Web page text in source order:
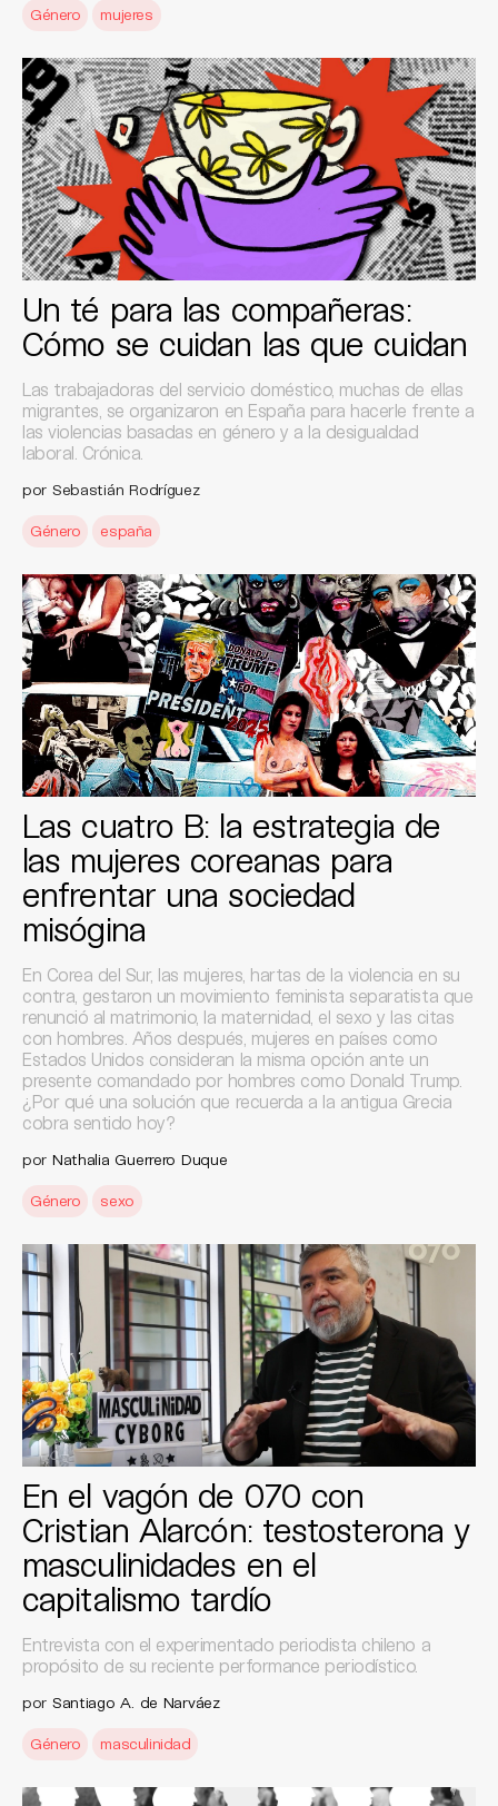
Género mujeres
Un té para las compañeras:
Cómo se cuidan las que cuidan
Las trabajadoras del servicio doméstico, muchas de ellas
migrantes, se organizaron en España para hacerle frente a
las violencias basadas en género y a la desigualdad
laboral. Crónica.
por Sebastián Rodríguez
Género españa
Las cuatro B: la estrategia de
las mujeres coreanas para
enfrentar una sociedad
misógina
En Corea del Sur, las mujeres, hartas de la violencia en su
contra, gestaron un movimiento feminista separatista que
renunció al matrimonio, la maternidad, el sexo y las citas
con hombres. Años después, mujeres en países como
Estados Unidos consideran la misma opción ante un
presente comandado por hombres como Donald Trump.
¿Por qué una solución que recuerda a la antigua Grecia
cobra sentido hoy?
por Nathalia Guerrero Duque
Género sexo
En el vagón de 070 con
Cristian Alarcón: testosterona y
masculinidades en el
capitalismo tardío
Entrevista con el experimentado periodista chileno a
propósito de su reciente performance periodístico.
por Santiago A. de Narváez
Género masculinidad